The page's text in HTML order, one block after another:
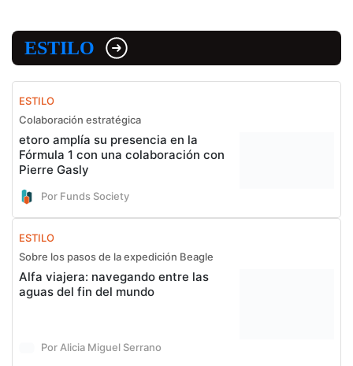
ESTILO
ESTILO
Colaboración estratégica
etoro amplía su presencia en la
Fórmula 1 con una colaboración con
Pierre Gasly
Por Funds Society
ESTILO
Sobre los pasos de la expedición Beagle
Alfa viajera: navegando entre las
aguas del fin del mundo
Por Alicia Miguel Serrano